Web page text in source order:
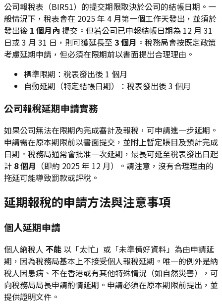
公司報稅表（BIR51）的提交期限取決於公司的結帳日期。一
般情況下，稅表會在 2025 年 4 月第一個工作天發出，並須於
發出後 1 個月內 提交。但若公司已申報結帳日期為 12 月 31
日或 3 月 31 日，則可獲延長至3 個月 。稅務局會按既定政策
考慮延期申請，但必須在限期前以書面提出合理理由。
標準限期：稅表發出後 1 個月
自動延期（特定結帳日期）：稅表發出後 3 個月
公司報稅延期申請實務
如果公司無法在限期內完成審計及報稅，可申請進一步延期。
申請需在原本期限前以書面提交，並附上暫定賬目及預計完成
日期。稅務局通常會批准一次延期，最長可延至稅表發出日起
計 8 個月 （即約 2025 年 12 月）。請注意，沒有合理理由的
拖延可能導致罰款或評稅。
延期報稅的申請方法與注意事項
個人延期申請
個人納稅人 不能 以「太忙」或「未準備好資料」為由申請延
期，因為稅務局基本上不接受個人報稅延期。唯一的例外是納
稅人因患病、不在香港或有其他特殊情況（如自然災害），可
向稅務局局長申請酌情延期。申請必須在原本期限前提出，並
提供證明文件。